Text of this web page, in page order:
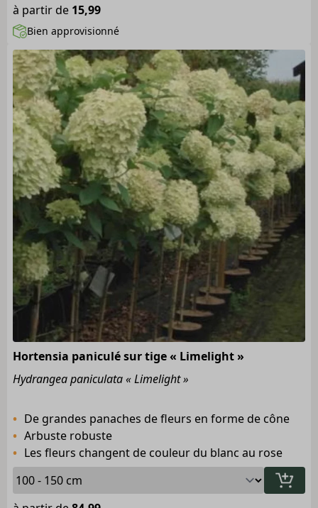
à partir de 15,99
Bien approvisionné
Hortensia paniculé sur tige « Limelight »
Hydrangea paniculata « Limelight »
De grandes panaches de fleurs en forme de cône
Arbuste robuste
Les fleurs changent de couleur du blanc au rose